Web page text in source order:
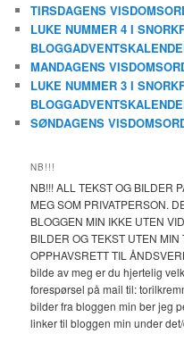
TIRSDAGENS
LUKE NUMMER 4 I
MANDAGENS
LUKE NUMMER 3 I
SØNDAGENS
NB!!!
NB!!! ALL TEKST OG BILDER
MEG SOM PRIVATPERSON.
BLOGGEN MIN IKKE UTEN
BILDER OG TEKST UTEN MIN
OPPHAVSRETT TIL
bilde av meg er du hjertelig
forespørsel på mail til:
bilder fra bloggen min ber jeg
linker til bloggen min under